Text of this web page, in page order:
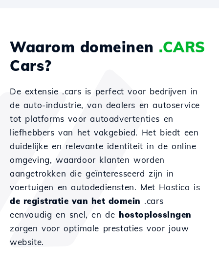
Waarom domeinen .CARS
Cars?
De extensie .cars is perfect voor bedrijven in
de auto-industrie, van dealers en autoservice
tot platforms voor autoadvertenties en
liefhebbers van het vakgebied. Het biedt een
duidelijke en relevante identiteit in de online
omgeving, waardoor klanten worden
aangetrokken die geïnteresseerd zijn in
voertuigen en autodediensten. Met Hostico is
de registratie van het domein .cars
eenvoudig en snel, en de hostoplossingen
zorgen voor optimale prestaties voor jouw
website.